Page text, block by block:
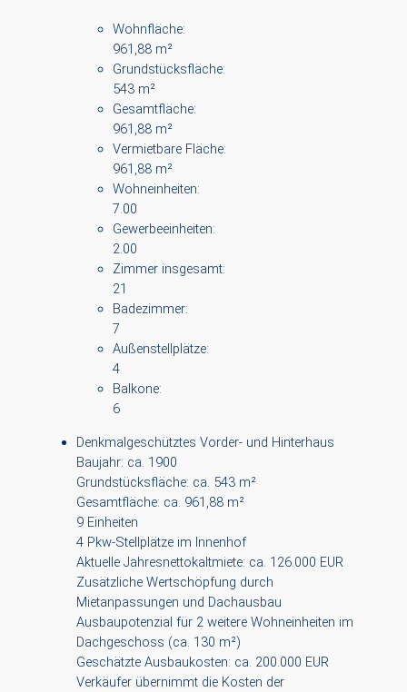
Wohnfläche:
961,88 m²
Grundstücksfläche:
543 m²
Gesamtfläche:
961,88 m²
Vermietbare Fläche:
961,88 m²
Wohneinheiten:
7.00
Gewerbeeinheiten:
2.00
Zimmer insgesamt:
21
Badezimmer:
7
Außenstellplätze:
4
Balkone:
6
Denkmalgeschütztes Vorder- und Hinterhaus
Baujahr: ca. 1900
Grundstücksfläche: ca. 543 m²
Gesamtfläche: ca. 961,88 m²
9 Einheiten
4 Pkw-Stellplätze im Innenhof
Aktuelle Jahresnettokaltmiete: ca. 126.000 EUR
Zusätzliche Wertschöpfung durch
Mietanpassungen und Dachausbau
Ausbaupotenzial für 2 weitere Wohneinheiten im
Dachgeschoss (ca. 130 m²)
Geschätzte Ausbaukosten: ca. 200.000 EUR
Verkäufer übernimmt die Kosten der